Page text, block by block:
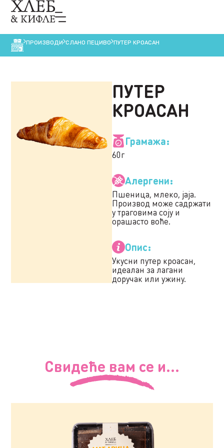
ПРОИЗВОДИ СЛАНО ПЕЦИВО ПУТЕР КРОАСАН
ПУТЕР
КРОАСАН
Грамажа:
60г
Алергени:
Пшеница, млеко, јаја.
Производ може садржати
у траговима соју и
орашасто воће.
Опис:
Укусни путер кроасан,
идеалан за лагани
доручак или ужину.
Свидеће вам се и...